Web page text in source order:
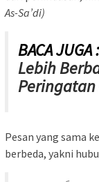
As-Sa’di)
BACA JUGA :
Lebih
Peringatan
Pesan yang sama
berbeda, yakni